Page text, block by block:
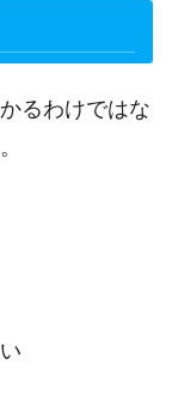
るわけではな